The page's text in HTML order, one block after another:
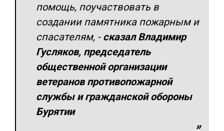
помощь, поучаствовать в
создании памятника пожарным и
спасателям, -сказал Владимир
Гусляков, председатель
общественной организации
ветеранов противопожарной
службы и гражданской обороны
Бурятии